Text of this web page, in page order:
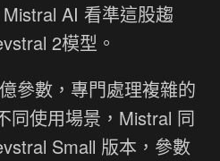
AI 看準這股趨
2模型。
參數，專門處理複雜的
同使用場景，Mistral 同
Small 版本，參數